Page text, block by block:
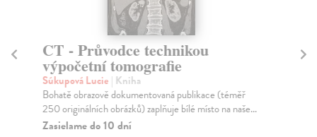
CT - Průvodce technikou
výpočetní tomografie
Súkupová Lucie | Kniha
Bohatě obrazově dokumentovaná publikace (téměř
250 originálních obrázků) zaplňuje bílé místo na naše...
Zasielame do 10 dní